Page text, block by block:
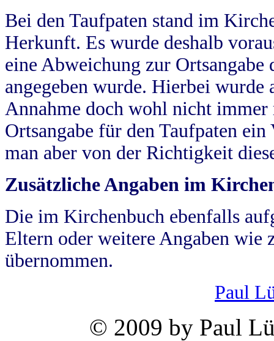
Bei den Taufpaten stand im
Herkunft. Es wurde deshalb
eine Abweichung zur
angegeben wurde. Hierbei wurde
Annahme doch wohl nicht
Ortsangabe für den Taufpaten
man aber von der Richtigkeit
Zusätzliche Angaben im
Die im Kirchenbuch ebenfalls
Eltern oder weitere Angaben wie
übernommen.
Paul
© 2009 by Paul